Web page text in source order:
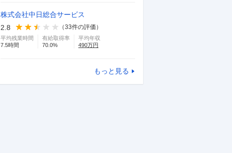
株式会社中日総合サービス
2.8
（33件の評価）
平均残業時間
7.5時間
有給取得率
70.0%
平均年収
490万円
もっと見る